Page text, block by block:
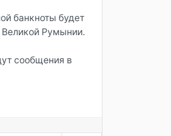
банкноты будет
Румынии.
сообщения в